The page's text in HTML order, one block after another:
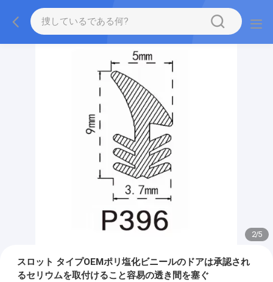
2/5
スロット タイプOEMポリ塩化ビニールのドアは承認され
るセリウムを取付けること容易の透き間を塞ぐ